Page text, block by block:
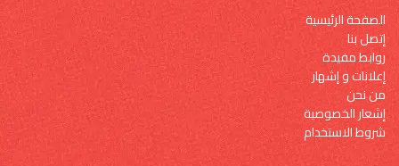
الصفحة الرئيسية
إتصل بنا
روابط مفيدة
إعلانات و إشهار
من نحن
إشعار الخصوصية
شروط الاستخدام